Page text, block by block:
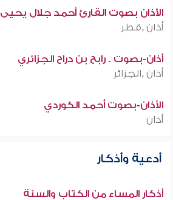
الأذان بصوت القارئ أحمد جلال يحيى
أذان ,قطر
أذان-بصوت . رابح بن دراح الجزائري
أذان ,الجزائر
الأذان-بصوت أحمد الكوردي
أذان
أدعية وأذكار
أذكار المساء من الكتاب والسنة